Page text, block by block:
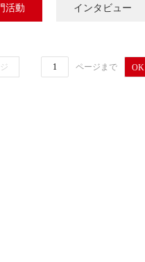
活動 インタビュー
ページまで OK